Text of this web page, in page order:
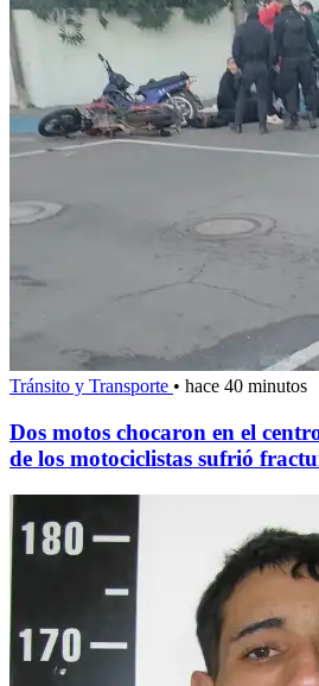
Tránsito y Transporte • hace 40 minutos
Dos motos chocaron en el
de los motociclistas sufrió